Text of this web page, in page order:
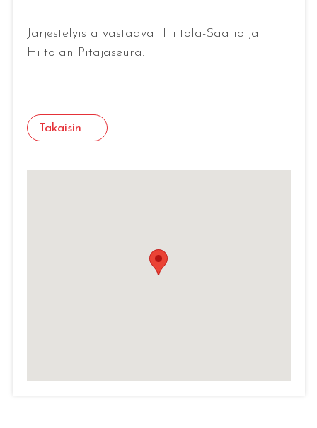
Järjestelyistä vastaavat Hiitola-Säätiö ja
Hiitolan Pitäjäseura.
Takaisin